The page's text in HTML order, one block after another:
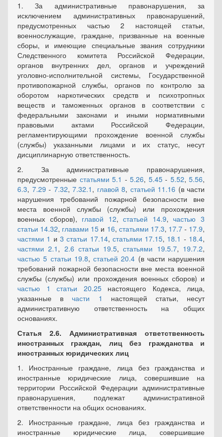
1. За административные правонарушения, за
исключением административных правонарушений,
предусмотренных частью 2 настоящей статьи,
военнослужащие, граждане, призванные на военные
сборы, и имеющие специальные звания сотрудники
Следственного комитета Российской Федерации,
органов внутренних дел, органов и учреждений
уголовно-исполнительной системы, Государственной
противопожарной службы, органов по контролю за
оборотом наркотических средств и психотропных
веществ и таможенных органов в соответствии с
федеральными законами и иными нормативными
правовыми актами Российской Федерации,
регламентирующими прохождение военной службы
(службы) указанными лицами и их статус, несут
дисциплинарную ответственность.
2. За административные правонарушения,
предусмотренные статьями 5.1 - 5.26, 5.45- 5.52, 5.56,
6.3, 7.29 - 7.32, 7.32.1 , главой 8, статьей 11.16 (в части
нарушения требований пожарной безопасности вне
места военной службы (службы) или прохождения
военных сборов), главой 12,статьей 14.9,частью 3
статьи 14.32, главами 15 и 16, статьями 17.3, 17.7- 17.9,
частями 1 и 3 статьи 17.14, статьями 17.15, 18.1 - 18.4,
частями 2.1 , 2.6 статьи 19.5,статьями 19.5.7, 19.7.2,
частью 5 статьи 19.8, статьей 20.4 (в части нарушения
требований пожарной безопасности вне места военной
службы (службы) или прохождения военных сборов) и
частью 1 статьи 20.25настоящего Кодекса, лица,
указанные вчасти 1
настоящей статьи, несут
административную ответственность на общих
основаниях.
Статья 2.6. Административная ответственность
иностранных граждан, лиц без гражданства и
иностранных юридических лиц
1. Иностранные граждане, лица без гражданства и
иностранные юридические лица, совершившие на
территории Российской Федерации административные
правонарушения, подлежат административной
ответственности на общих основаниях.
2. Иностранные граждане, лица без гражданства и
иностранные юридические лица, совершившие